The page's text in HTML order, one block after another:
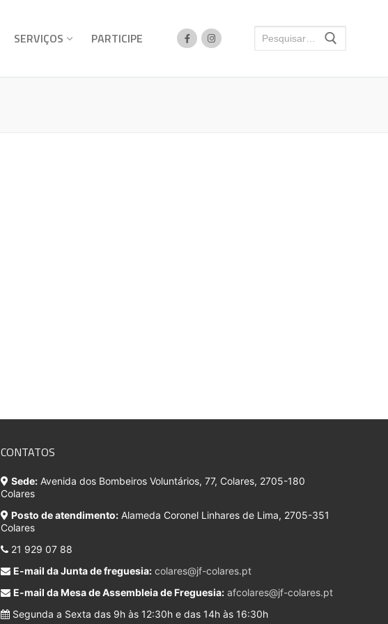
SERVIÇOS PARTICIPE
CONTATOS
Sede:Avenida dos Bombeiros Voluntários, 77, Colares, 2705-180
Colares
Posto de atendimento:Alameda Coronel Linhares de Lima, 2705-351
Colares
21 929 07 88
E-mail da Junta de freguesia: colares@jf-colares.pt
E-mail da Mesa de Assembleia de Freguesia: afcolares@jf-colares.pt
Segunda a Sexta das 9h às 12:30h e das 14h às 16:30h